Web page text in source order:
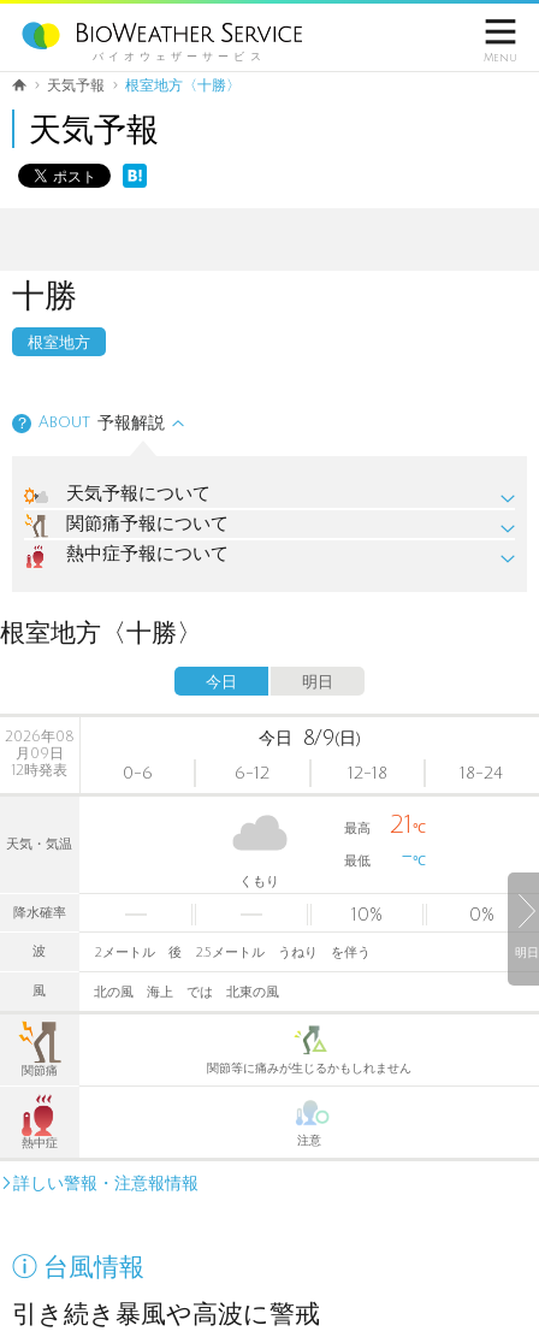
バイオウェザーサービス

Menu
天気予報 根室地方〈十勝〉
天気予報
十勝
根室地方
？ About 予報解説
天気予報について
関節痛予報について
熱中症予報について
根室地方〈十勝〉
今日 明日
明日
2026年08
月09日
12時発表
今日 8/9(日)
0-6
6-12 12-18 18-24
天気・気温
くもり
最高 21 ℃
最低 -℃
降水確率 10% 0%
波 2メートル 後 2.5メートル うねり を伴う
風 北の風 海上 では 北東の風
関節痛 関節等に痛みが生じるかもしれません
熱中症 注意
 詳しい警報・注意報情報
 台風情報
引き続き暴風や高波に警戒